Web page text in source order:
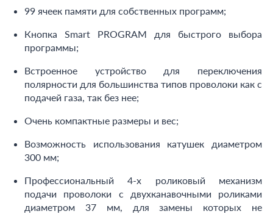
99 ячеек памяти для собственных программ;
Кнопка Smart PROGRAM для быстрого выбора
программы;
Встроенное устройство для переключения
полярности для большинства типов проволоки как с
подачей газа, так без нее;
Очень компактные размеры и вес;
Возможность использования катушек диаметром
300 мм;
Профессиональный 4-х роликовый механизм
подачи проволоки с двухканавочными роликами
диаметром 37 мм, для замены которых не